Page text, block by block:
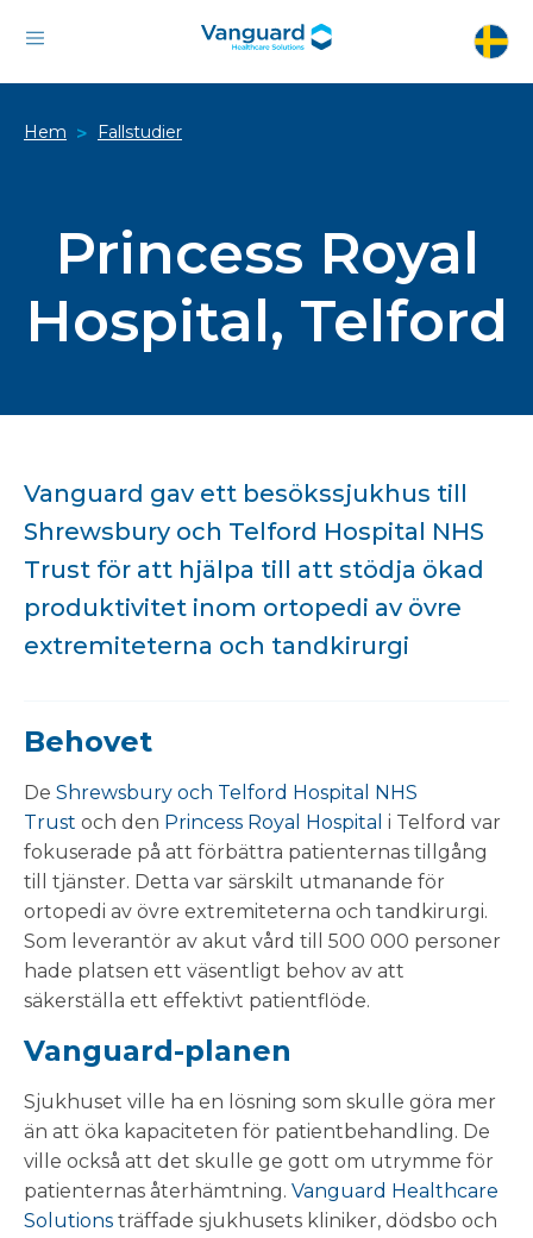
Hem > Fallstudier
Princess Royal
Hospital, Telford
Vanguard gav ett besökssjukhus till
Shrewsbury och Telford Hospital NHS
Trust för att hjälpa till att stödja ökad
produktivitet inom ortopedi av övre
extremiteterna och tandkirurgi
Behovet
De Shrewsbury och Telford Hospital NHS
Trust och den Princess Royal Hospital i Telford var
fokuserade på att förbättra patienternas tillgång
till tjänster. Detta var särskilt utmanande för
ortopedi av övre extremiteterna och tandkirurgi.
Som leverantör av akut vård till 500 000 personer
hade platsen ett väsentligt behov av att
säkerställa ett effektivt patientflöde.
Vanguard-planen
Sjukhuset ville ha en lösning som skulle göra mer
än att öka kapaciteten för patientbehandling. De
ville också att det skulle ge gott om utrymme för
patienternas återhämtning. Vanguard Healthcare
Solutions träffade sjukhusets kliniker, dödsbo och